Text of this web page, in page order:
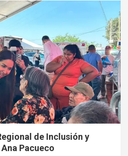
de Inclusión y
Pacueco